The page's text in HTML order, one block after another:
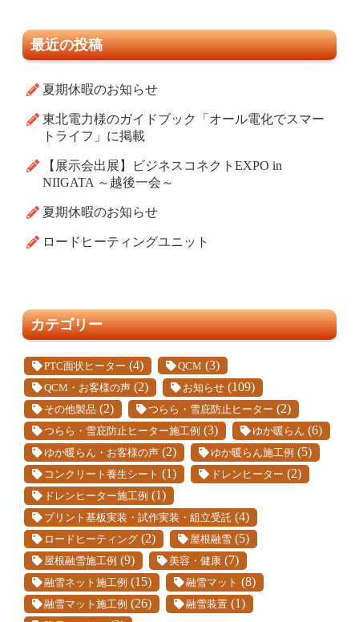
最近の投稿
夏期休暇のお知らせ
東北電力様のガイドブック「オール電化でスマー
トライフ」に掲載
【展示会出展】ビジネスコネクトEXPO in
NIIGATA ～越後一会～
夏期休暇のお知らせ
ロードヒーティングユニット
カテゴリー
PTC面状ヒーター (4) QCM (3)
QCM・お客様の声 (2) お知らせ (109)
その他製品 (2) つらら・雪庇防止ヒーター (2)
つらら・雪庇防止ヒーター施工例 (3) ゆか暖らん (6)
ゆか暖らん・お客様の声 (2) ゆか暖らん施工例 (5)
コンクリート養生シート (1) ドレンヒーター (2)
ドレンヒーター施工例 (1)
プリント基板実装・試作実装・組立受託 (4)
ロードヒーティング (2) 屋根融雪 (5)
屋根融雪施工例 (9) 美容・健康 (7)
融雪ネット施工例 (15) 融雪マット (8)
融雪マット施工例 (26) 融雪装置 (1)